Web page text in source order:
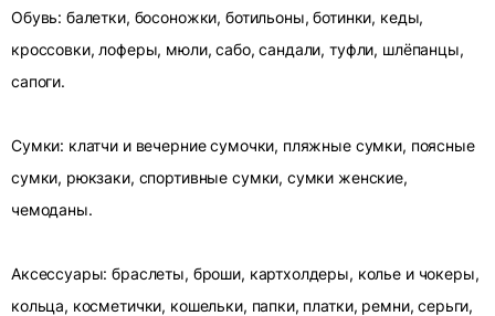
Обувь: балетки, босоножки, ботильоны, ботинки, кеды,
кроссовки, лоферы, мюли, сабо, сандали, туфли, шлёпанцы,
сапоги.
Сумки: клатчи и вечерние сумочки, пляжные сумки, поясные
сумки, рюкзаки, спортивные сумки, сумки женские,
чемоданы.
Аксессуары: браслеты, броши, картхолдеры, колье и чокеры,
кольца, косметички, кошельки, папки, платки, ремни, серьги,